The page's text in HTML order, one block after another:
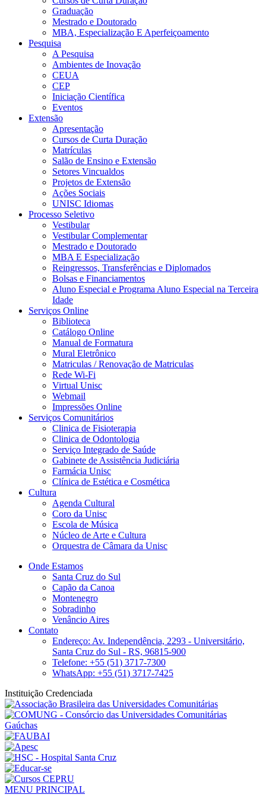
Graduação
Mestrado e Doutorado
MBA, Especialização E Aperfeiçoamento
Pesquisa
A Pesquisa
Ambientes de Inovação
CEUA
CEP
Iniciação Científica
Eventos
Extensão
Apresentação
Cursos de Curta Duração
Matrículas
Salão de Ensino e Extensão
Setores Vincualdos
Projetos de Extensão
Ações Sociais
UNISC Idiomas
Processo Seletivo
Vestibular
Vestibular Complementar
Mestrado e Doutorado
MBA E Especialização
Reingressos, Transferências e Diplomados
Bolsas e Financiamentos
Aluno Especial e Programa Aluno Especial na Terceira
Idade
Serviços Online
Biblioteca
Catálogo Online
Manual de Formatura
Mural Eletrônico
Matriculas / Renovação de Matriculas
Rede Wi-Fi
Virtual Unisc
Webmail
Impressões Online
Serviços Comunitários
Clinica de Fisioterapia
Clinica de Odontologia
Serviço Integrado de Saúde
Gabinete de Assistência Judiciária
Farmácia Unisc
Clínica de Estética e Cosmética
Cultura
Agenda Cultural
Coro da Unisc
Escola de Música
Núcleo de Arte e Cultura
Orquestra de Câmara da Unisc
Onde Estamos
Santa Cruz do Sul
Capão da Canoa
Montenegro
Sobradinho
Venâncio Aires
Contato
Endereço: Av. Independência, 2293 - Universitário,
Santa Cruz do Sul - RS, 96815-900
Telefone: +55 (51) 3717-7300
WhatsApp: +55 (51) 3717-7425
Instituição Credenciada
MENU PRINCIPAL